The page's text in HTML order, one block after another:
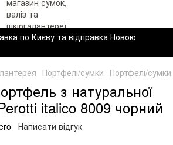
по Києву та відправка Новою
Портфелі/сумки Портфелі/
з натуральної
italico 8009 чорний
Написати відгук